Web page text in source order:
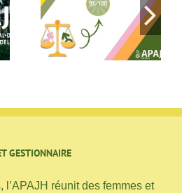
Les écrans au
quotidien : on en
parle au SESSAD à
Argenteuil
GESTIONNAIRE
l’APAJH réunit des femmes et